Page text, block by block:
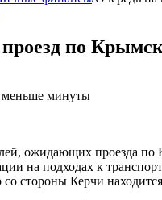
по
меньше минуты
ожидающих проезда по
на подходах к
со стороны Керчи